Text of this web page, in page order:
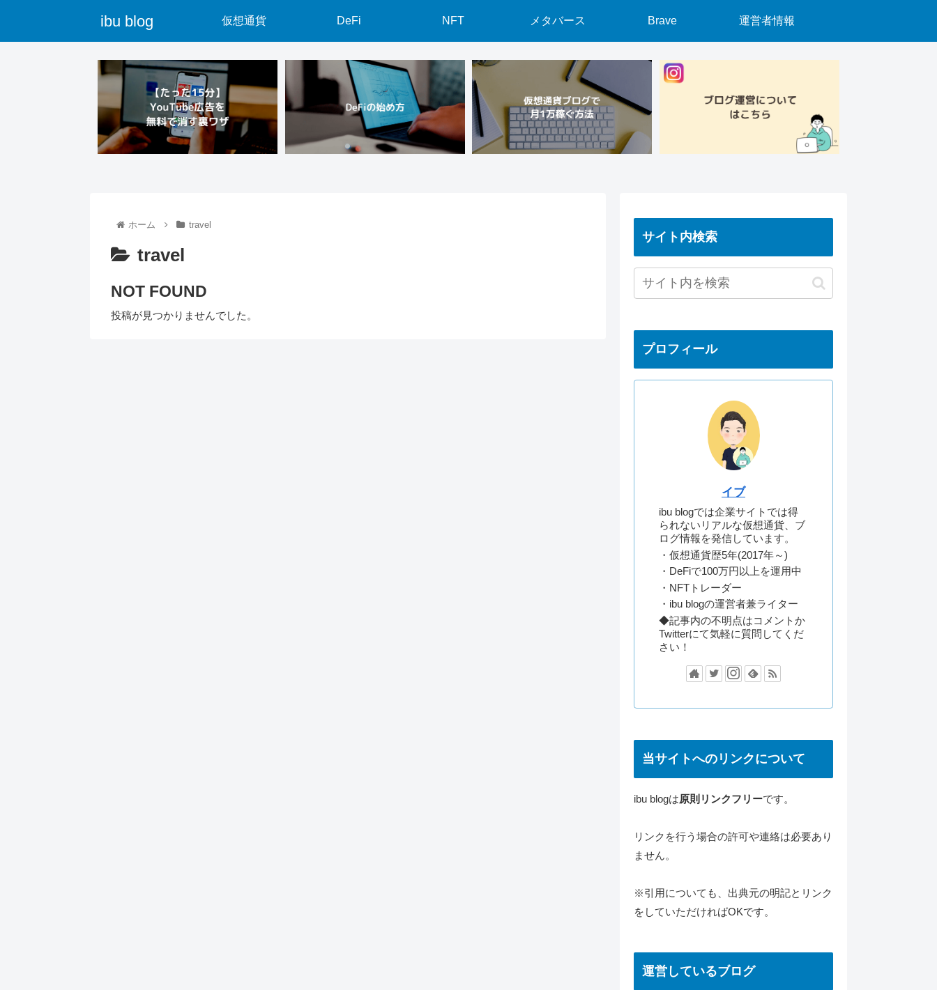
ibu blog 仮想通貨 DeFi NFT メタバース Brave 運営者情報
ホーム travel
travel
NOT FOUND
投稿が見つかりませんでした。
サイト内検索
プロフィール
イブ
ibu blogでは企業サイトでは得
られないリアルな仮想通貨、ブ
ログ情報を発信しています。
・仮想通貨歴5年(2017年～)
・DeFiで100万円以上を運用中
・NFTトレーダー
・ibu blogの運営者兼ライター
◆記事内の不明点はコメントか
Twitterにて気軽に質問してくだ
さい！
当サイトへのリンクについて
ibu blogは原則リンクフリーです。
リンクを行う場合の許可や連絡は必要あり
ません。
※引用についても、出典元の明記とリンク
をしていただければOKです。
運営しているブログ